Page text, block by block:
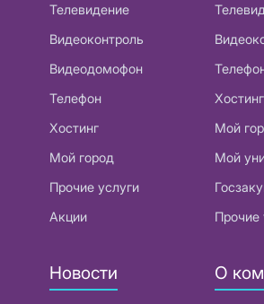
Телевидение
Видеоконтроль
Видеодомофон
Телефон
Хостинг
Мой город
Прочие услуги
Акции
Хостинг
Мой
Мой
Прочие
Новости О